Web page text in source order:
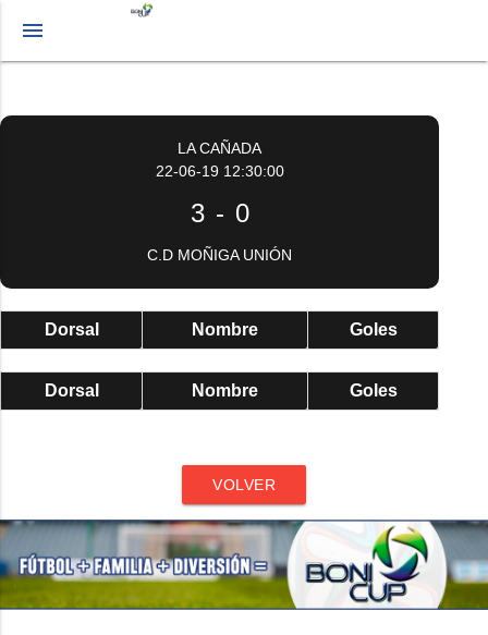
menu
LA CAÑADA
22-06-19 12:30:00
3 - 0
C.D MOÑIGA UNIÓN
Dorsal Nombre Goles
Dorsal Nombre Goles
VOLVER